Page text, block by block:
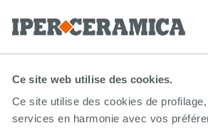
Ce site web utilise des cookies.
Ce site utilise des cookies de
services en harmonie avec vos
la collection
- 1 sur 1 )